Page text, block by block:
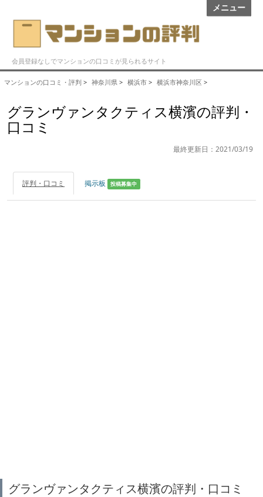
メニュー
会員登録なしでマンションの口コミが見られるサイト
マンションの口コミ・評判 > 神奈川県 > 横浜市 > 横浜市神奈川区 >
グランヴァンタクティス横濱の評判・
口コミ
最終更新日：2021/03/19
評判・口コミ 掲示板 投稿募集中
グランヴァンタクティス横濱の評判・口コミ